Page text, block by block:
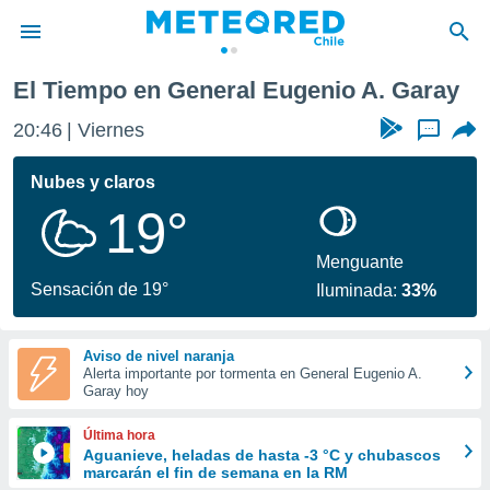
de
por
se
calidad.
a este
las
y
forma
digital
basada
El Tiempo en General Eugenio A. Garay
20:46 Viernes ...
Nubes y claros
19°
Sensación de 19°
Menguante
Iluminada:33%
Aviso de nivel naranja
Alerta importante por tormenta en General Eugenio A.
Garay hoy
Última hora
Aguanieve, heladas de hasta -3 °C y chubascos
marcarán el fin de semana en la RM